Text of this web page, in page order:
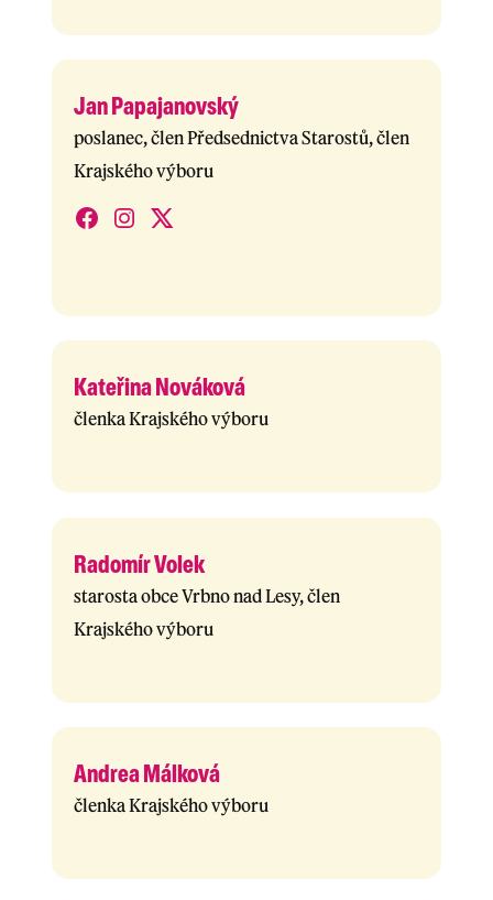
Jan Papajanovský
poslanec, člen Předsednictva Starostů, člen
Krajského výboru
Kateřina Nováková
členka Krajského výboru
Radomír Volek
starosta obce Vrbno nad Lesy, člen
Krajského výboru
Andrea Málková
členka Krajského výboru